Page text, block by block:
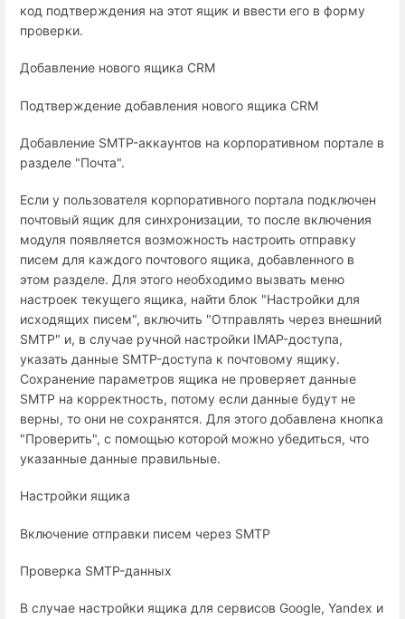
код подтверждения на этот ящик и ввести его в форму
проверки.
Добавление нового ящика CRM
Подтверждение добавления нового ящика CRM
Добавление SMTP-аккаунтов на корпоративном портале в
разделе "Почта".
Если у пользователя корпоративного портала подключен
почтовый ящик для синхронизации, то после включения
модуля появляется возможность настроить отправку
писем для каждого почтового ящика, добавленного в
этом разделе. Для этого необходимо вызвать меню
настроек текущего ящика, найти блок "Настройки для
исходящих писем", включить "Отправлять через внешний
SMTP" и, в случае ручной настройки IMAP-доступа,
указать данные SMTP-доступа к почтовому ящику.
Сохранение параметров ящика не проверяет данные
SMTP на корректность, потому если данные будут не
верны, то они не сохранятся. Для этого добавлена кнопка
"Проверить", с помощью которой можно убедиться, что
указанные данные правильные.
Настройки ящика
Включение отправки писем через SMTP
Проверка SMTP-данных
В случае настройки ящика для сервисов Google, Yandex и